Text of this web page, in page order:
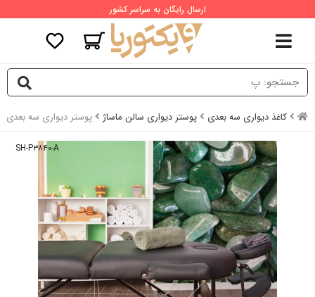
ارسال رایگان به سراسر کشور
کاغذ دیواری سه بعدی پوستر دیواری سالن ماساژ پوستر دیواری سه
SH-P۳۸۴۰-A